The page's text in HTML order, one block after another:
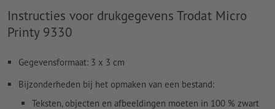
Instructies voor drukgegevens Trodat Micro
Printy 9330
Gegevensformaat: 3 x 3 cm
Bijzonderheden bij het opmaken van een bestand:
Teksten, objecten en afbeeldingen moeten in 100 % zwart